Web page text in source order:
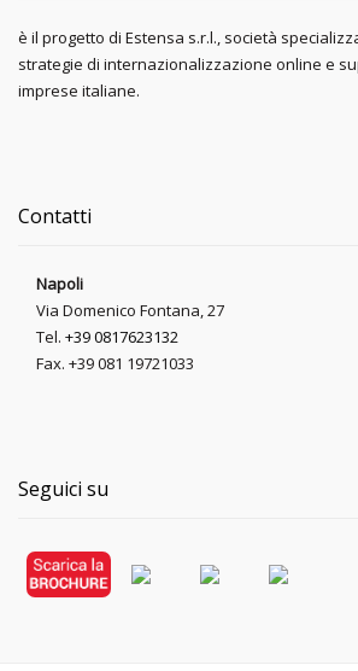
è il progetto di Estensa s.r.l., società
strategie di internazionalizzazione online e
imprese italiane.
Contatti
Napoli
Via Domenico Fontana, 27
Tel. +39 0817623132
Fax. +39 081 19721033
Seguici su